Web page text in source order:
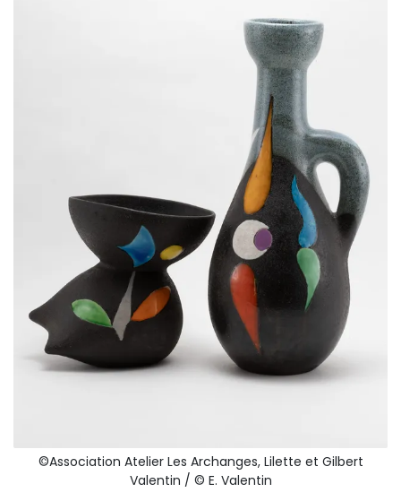
©Association Atelier Les Archanges, Lilette et Gilbert
Valentin / © E. Valentin